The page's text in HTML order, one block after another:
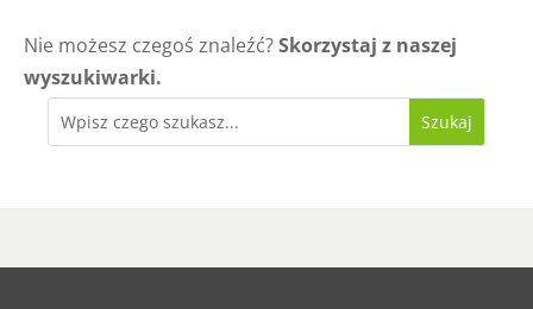
Nie możesz czegoś znaleźć?Skorzystaj z naszej
wyszukiwarki.